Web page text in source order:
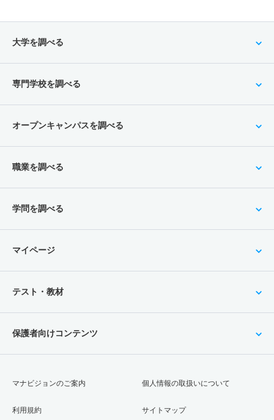
大学を調べる
専門学校を調べる
オープンキャンパスを調べる
職業を調べる
学問を調べる
マイページ
テスト・教材
保護者向けコンテンツ
マナビジョンのご案内
利用規約
個人情報の取扱いについて
サイトマップ